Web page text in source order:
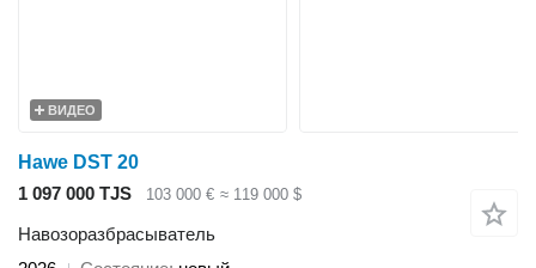
ВИДЕО
Hawe DST 20
1 097 000 TJS
103 000 € ≈ 119 000 $
Навозоразбрасыватель